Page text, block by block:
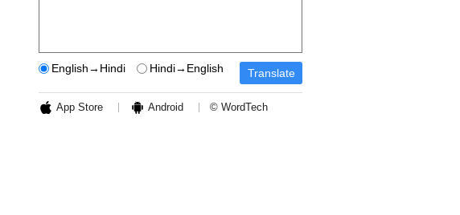
English→Hindi Hindi→English
App Store Android © WordTech